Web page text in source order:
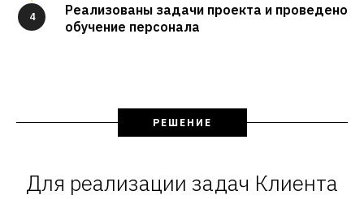
4
Реализованы задачи проекта и проведено
обучение персонала
РЕШЕНИЕ
Для реализации задач Клиента